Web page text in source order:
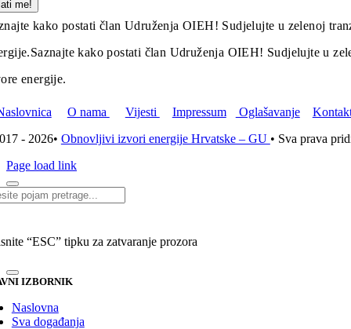
me!
kako postati član Udruženja OIEH! Sudjelujte u zelenoj
Saznajte kako postati član Udruženja OIEH! Sudjelujte u
energije.
O nama Vijesti Impressum Oglašavanje
- 2026• Obnovljivi izvori energije Hrvatske – GU • Sva prava
Page load link
“ESC” tipku za zatvaranje prozora
IZBORNIK
Naslovna
Sva događanja